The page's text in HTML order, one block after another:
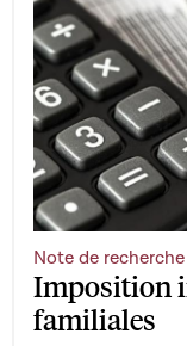
Imposition
familiales
Note de